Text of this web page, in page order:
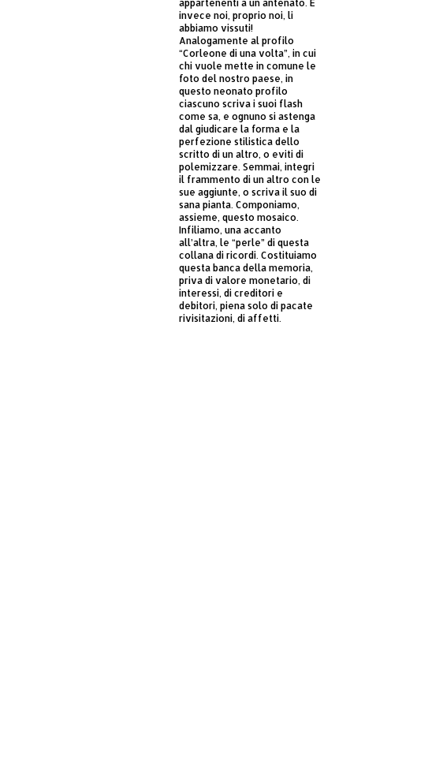
appartenenti a un antenato. E
invece noi, proprio noi, li
abbiamo vissuti!
Analogamente al profilo
“Corleone di una volta”, in cui
chi vuole mette in comune le
foto del nostro paese, in
questo neonato profilo
ciascuno scriva i suoi flash
come sa, e ognuno si astenga
dal giudicare la forma e la
perfezione stilistica dello
scritto di un altro, o eviti di
polemizzare. Semmai, integri
il frammento di un altro con le
sue aggiunte, o scriva il suo di
sana pianta. Componiamo,
assieme, questo mosaico.
Infiliamo, una accanto
all’altra, le “perle” di questa
collana di ricordi. Costituiamo
questa banca della memoria,
priva di valore monetario, di
interessi, di creditori e
debitori, piena solo di pacate
rivisitazioni, di affetti.